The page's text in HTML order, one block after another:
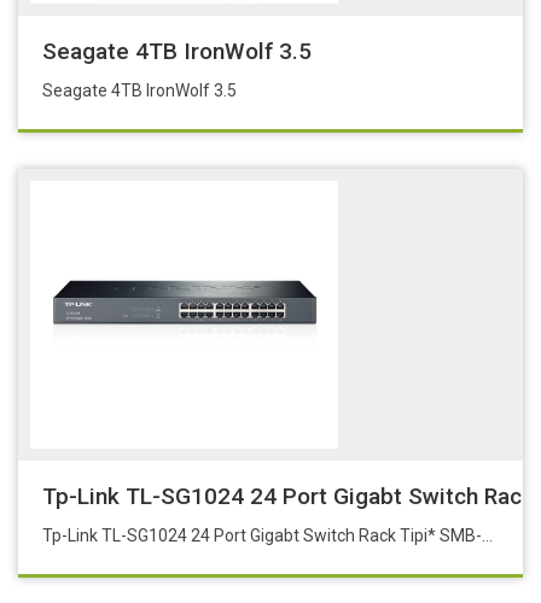
Seagate 4TB IronWolf 3.5
Seagate 4TB IronWolf 3.5
Tp-Link TL-SG1024 24 Port Gigabt Switch